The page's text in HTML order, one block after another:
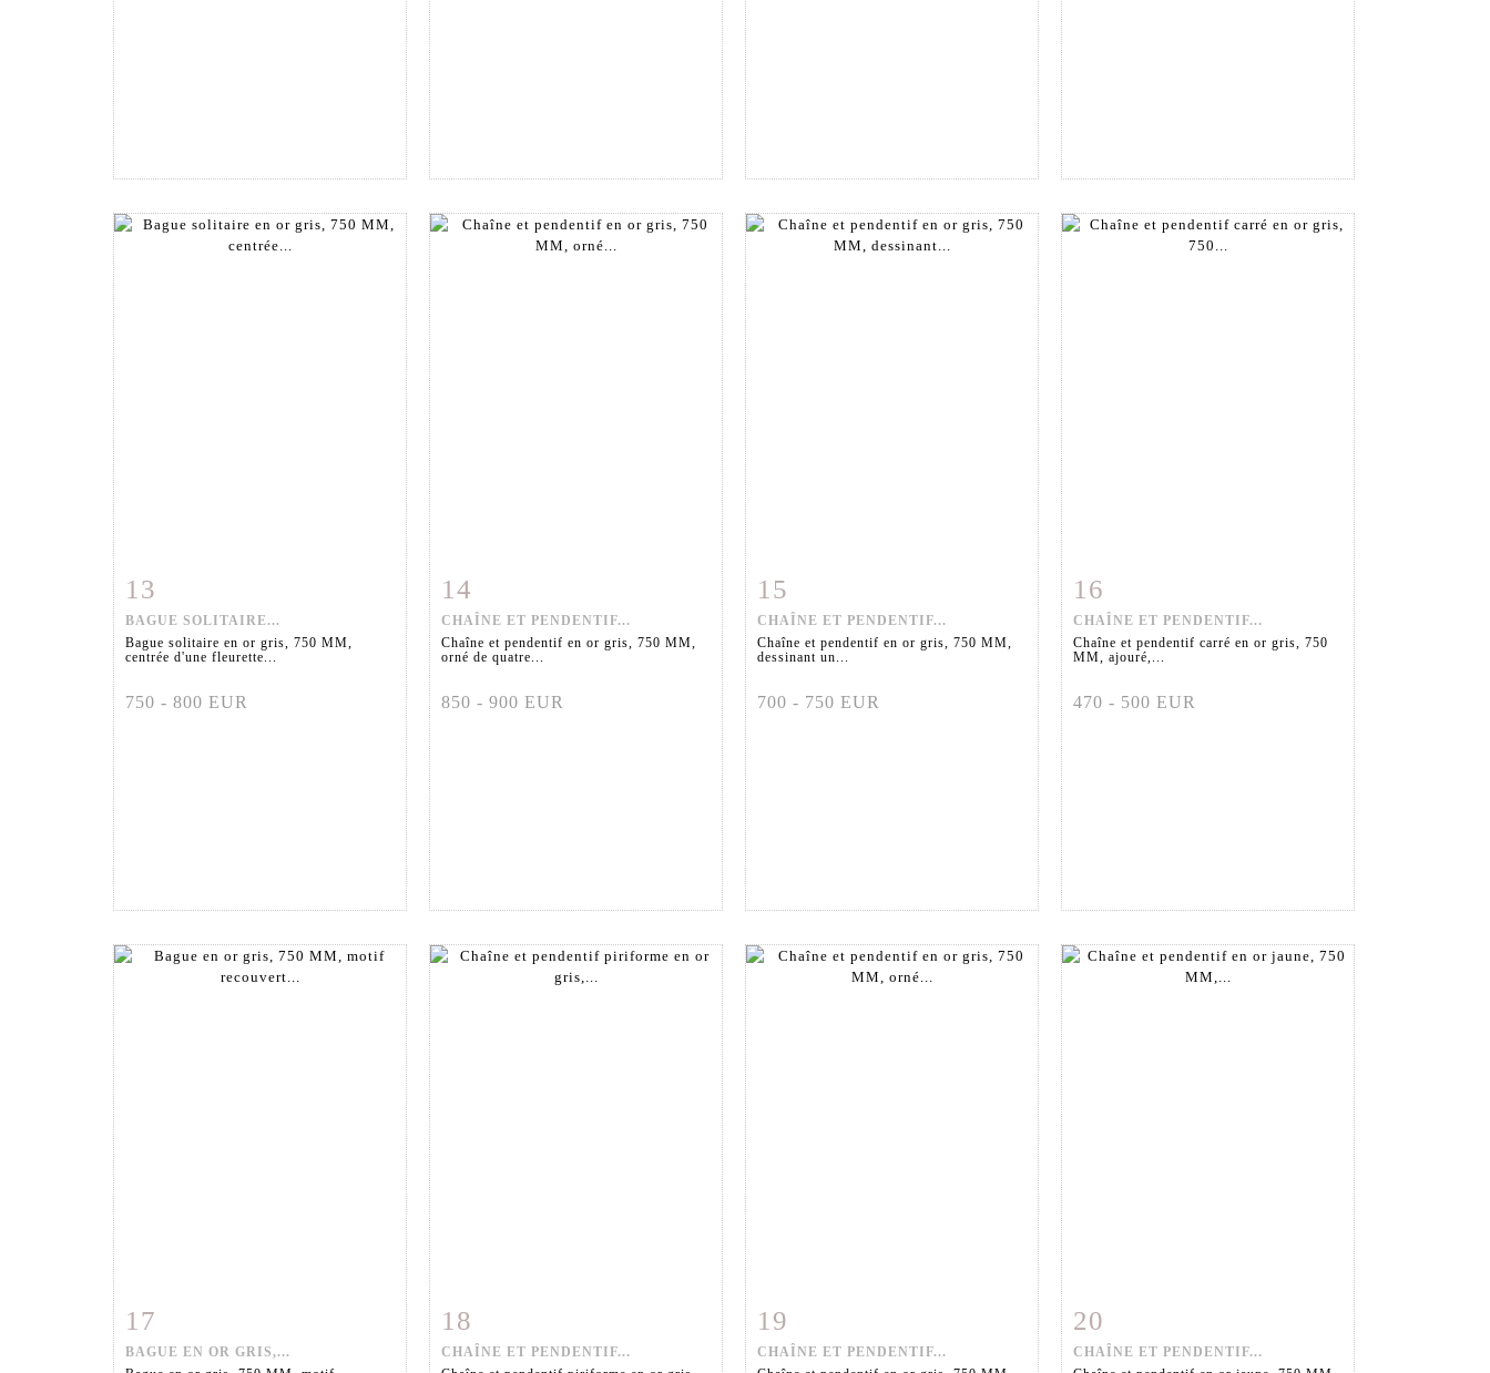
Fiche détaillée
13
BAGUE SOLITAIRE...
Bague solitaire en or gris, 750 MM,
centrée d'une fleurette...
750 - 800 EUR
Fiche détaillée
14
CHAÎNE ET PENDENTIF...
Chaîne et pendentif en or gris, 750 MM,
orné de quatre...
850 - 900 EUR
Fiche détaillée
15
CHAÎNE ET PENDENTIF...
Chaîne et pendentif en or gris, 750 MM,
dessinant un...
700 - 750 EUR
Fiche détaillée
16
CHAÎNE ET PENDENTIF...
Chaîne et pendentif carré en or gris, 750
MM, ajouré,...
470 - 500 EUR
Fiche détaillée
17
BAGUE EN OR GRIS,...
Fiche détaillée
18
CHAÎNE ET PENDENTIF...
Fiche détaillée
19
CHAÎNE ET PENDENTIF...
Fiche détaillée
20
CHAÎNE ET PENDENTIF...